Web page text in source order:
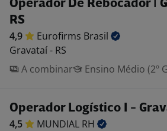
Operador De Rebocador |
RS
4,9 Eurofirms Brasil
Gravataí - RS
A combinar
Ensino Médio (2º
Operador Logístico I -
4,5 MUNDIAL RH